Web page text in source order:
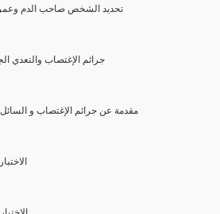
(14) تحديد الشخص صاحب الدم
5- جرائم الإغتصاب والتعدي
(15) مقدمة عن جرائم الإغتصاب و
(16)